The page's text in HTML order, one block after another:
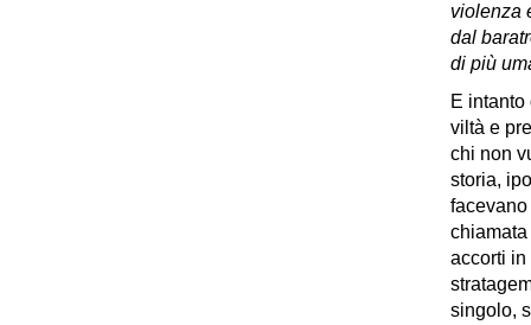
violenza
dal
di più
E
viltà e
chi non
storia,
accorti in
singolo,